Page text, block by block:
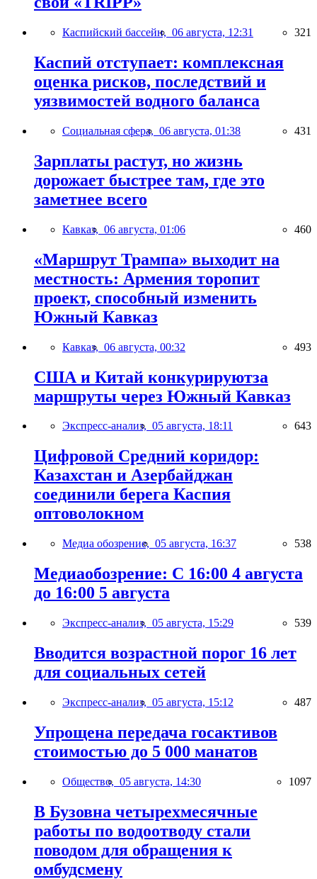
Каспийский бассейн, 06 августа, 12:31 321
Каспий отступает: комплексная
оценка рисков, последствий и
уязвимостей водного баланса
Социальная сфера, 06 августа, 01:38 431
Зарплаты растут, но жизнь
дорожает быстрее там, где это
заметнее всего
Кавказ, 06 августа, 01:06 460
«Маршрут Трампа» выходит на
местность: Армения торопит
проект, способный изменить
Южный Кавказ
Кавказ, 06 августа, 00:32 493
США и Китай конкурируютза
маршруты через Южный Кавказ
Экспресс-анализ, 05 августа, 18:11 643
Цифровой Средний коридор:
Казахстан и Азербайджан
соединили берега Каспия
оптоволокном
Медиа обозрение, 05 августа, 16:37 538
Медиаобозрение: С 16:00 4 августа
до 16:00 5 августа
Экспресс-анализ, 05 августа, 15:29 539
Вводится возрастной порог 16 лет
для социальных сетей
Экспресс-анализ, 05 августа, 15:12 487
Упрощена передача госактивов
стоимостью до 5 000 манатов
Общество, 05 августа, 14:30 1097
В Бузовна четырехмесячные
работы по водоотводу стали
поводом для обращения к
омбудсмену